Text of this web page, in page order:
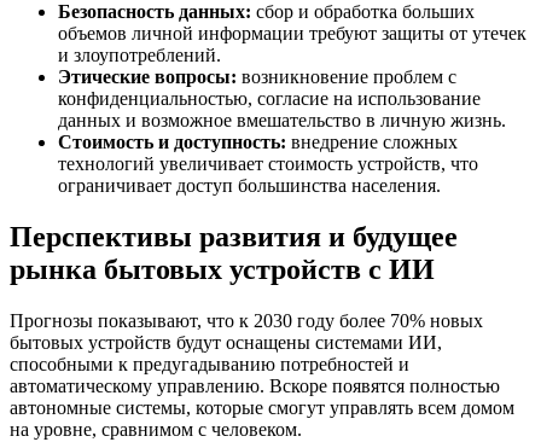
Безопасность данных: сбор и обработка больших
объемов личной информации требуют защиты от утечек
и злоупотреблений.
Этические вопросы: возникновение проблем с
конфиденциальностью, согласие на использование
данных и возможное вмешательство в личную жизнь.
Стоимость и доступность: внедрение сложных
технологий увеличивает стоимость устройств, что
ограничивает доступ большинства населения.
Перспективы развития и будущее
рынка бытовых устройств с ИИ
Прогнозы показывают, что к 2030 году более 70% новых
бытовых устройств будут оснащены системами ИИ,
способными к предугадыванию потребностей и
автоматическому управлению. Вскоре появятся полностью
автономные системы, которые смогут управлять всем домом
на уровне, сравнимом с человеком.